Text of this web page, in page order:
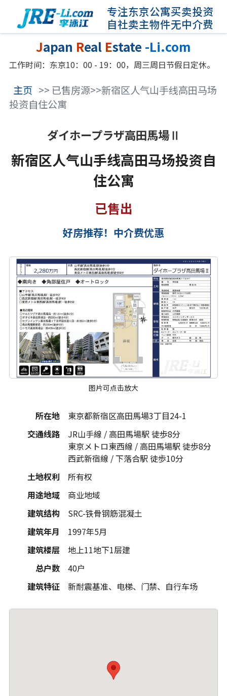
专注东京公寓买卖投资
自社卖主物件无中介费
Japan Real Estate -Li.com
工作时间：东京10：00 - 19：00，周三周日节假日定休。
主页 >> 已售房源>>新宿区人气山手线高田马场
投资自住公寓
ダイホープラザ高田馬場Ⅱ
新宿区人气山手线高田马场投资自
住公寓
已售出
好房推荐！中介费优惠
图片可点击放大
所在地
東京都新宿区高田馬場3丁目24-1
交通线路
JR山手線 / 高田馬場駅 徒歩8分
東京メトロ東西線 / 高田馬場駅 徒歩8分
西武新宿線 / 下落合駅 徒歩10分
土地权利
所有权
用途地域
商业地域
建筑结构
SRC-铁骨钢筋混凝土
建筑年月
1997年5月
建筑楼层
地上11地下1层建
总户数
40户
建筑特征
新耐震基准、电梯、门禁、自行车场